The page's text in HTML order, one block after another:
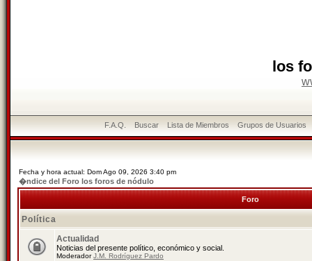
los
F.A.Q. Buscar Lista de Miembros Grupos de Usuarios
Fecha y hora actual: Dom Ago 09, 2026 3:40 pm
�ndice del Foro los foros de nódulo
Foro
Política
Actualidad
Noticias del presente político, económico y social.
ModeradorJ.M. Rodríguez Pardo